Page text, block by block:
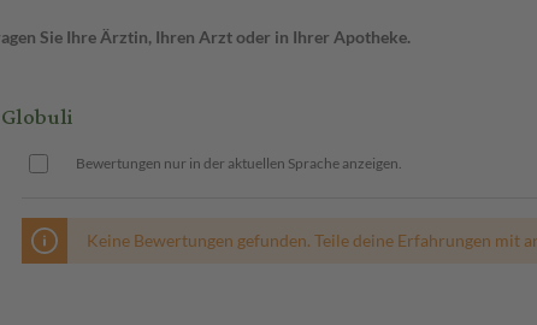
Sie Ihre Ärztin, Ihren Arzt oder in Ihrer Apotheke.
Bewertungen nur in der aktuellen Sprache anzeigen.
Keine Bewertungen gefunden. Teile deine Erfahrungen mit